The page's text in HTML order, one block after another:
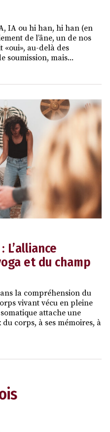
IA ou hi han, hi han (en
de l’âne, un de nos
«oui», au-delà des
soumission, mais...
L’alliance
et du champ
la compréhension du
vivant vécu en pleine
attache une
corps, à ses mémoires, à